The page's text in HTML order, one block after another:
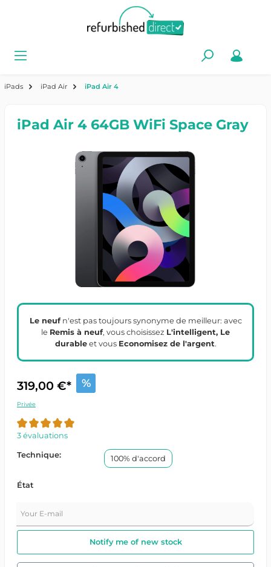
iPads iPad Air iPad Air 4
iPad Air 4 64GB WiFi Space Gray
Le neufn'est pas toujours synonyme de meilleur: avec
le Remis à neuf, vous choisissez L'intelligent, Le
durableet vous Economisez de l'argent.
319,00 €* %
Privée
3 évaluations
Technique: 100% d'accord
État
Notify me of new stock